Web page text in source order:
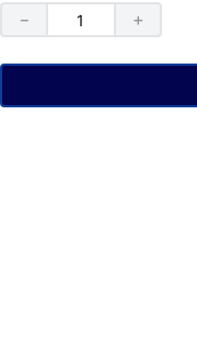
＋
－